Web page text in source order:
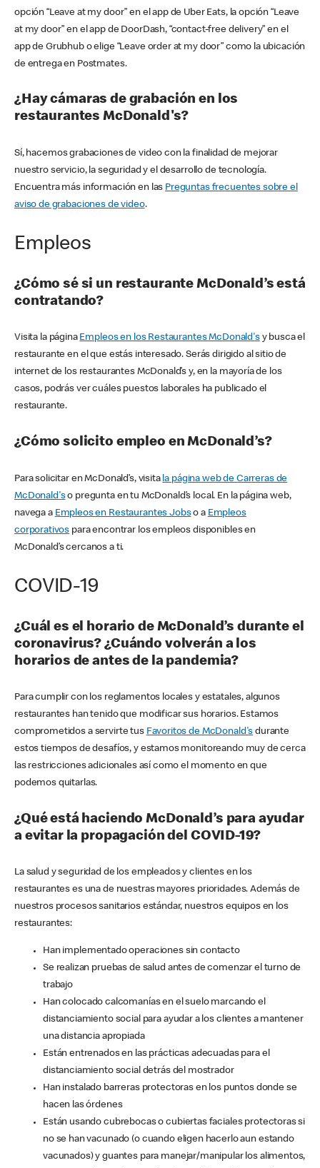
opción “Leave at my door” en el app de Uber Eats, la opción “Leave
at my door” en el app de DoorDash, “contact-free delivery” en el
app de Grubhub o elige “Leave order at my door” como la ubicación
de entrega en Postmates.
¿Hay cámaras de grabación en los
restaurantes McDonald's?
Sí, hacemos grabaciones de video con la finalidad de mejorar
nuestro servicio, la seguridad y el desarrollo de tecnología.
Encuentra más información en las Preguntas frecuentes sobre el
aviso de grabaciones de video.
Empleos
¿Cómo sé si un restaurante McDonald’s está
contratando?
Visita la página Empleos en los Restaurantes McDonald'sy busca el
restaurante en el que estás interesado. Serás dirigido al sitio de
internet de los restaurantes McDonald’s y, en la mayoría de los
casos, podrás ver cuáles puestos laborales ha publicado el
restaurante.
¿Cómo solicito empleo en McDonald’s?
Para solicitar en McDonald’s, visita la página web de Carreras de
McDonald'so pregunta en tu McDonald’s local. En la página web,
navega a Empleos en Restaurantes Jobso a Empleos
corporativos para encontrar los empleos disponibles en
McDonald’s cercanos a ti.
COVID-19
¿Cuál es el horario de McDonald’s durante el
coronavirus? ¿Cuándo volverán a los
horarios de antes de la pandemia?
Para cumplir con los reglamentos locales y estatales, algunos
restaurantes han tenido que modificar sus horarios. Estamos
comprometidos a servirte tus Favoritos de McDonald's durante
estos tiempos de desafíos, y estamos monitoreando muy de cerca
las restricciones adicionales así como el momento en que
podemos quitarlas.
¿Qué está haciendo McDonald’s para ayudar
a evitar la propagación del COVID-19?
La salud y seguridad de los empleados y clientes en los
restaurantes es una de nuestras mayores prioridades. Además de
nuestros procesos sanitarios estándar, nuestros equipos en los
restaurantes:
Han implementado operaciones sin contacto
Se realizan pruebas de salud antes de comenzar el turno de
trabajo
Han colocado calcomanías en el suelo marcando el
distanciamiento social para ayudar a los clientes a mantener
una distancia apropiada
Están entrenados en las prácticas adecuadas para el
distanciamiento social detrás del mostrador
Han instalado barreras protectoras en los puntos donde se
hacen las órdenes
Están usando cubrebocas o cubiertas faciales protectoras si
no se han vacunado (o cuando eligen hacerlo aun estando
vacunados) y guantes para manejar/manipular los alimentos,